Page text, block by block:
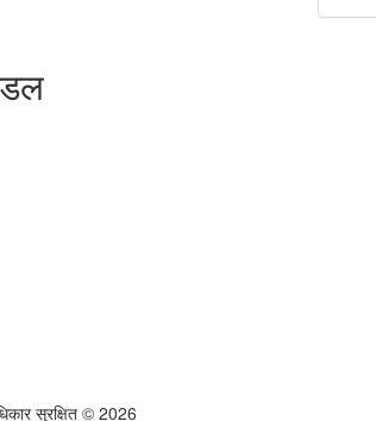
सुरक्षित © 2026